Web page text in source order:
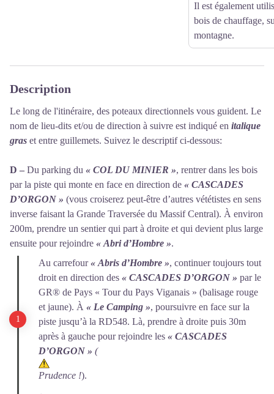
Il est également
bois de chauffage,
montagne.
Description
Le long de l'itinéraire, des poteaux directionnels vous guident. Le
nom de lieu-dits et/ou de direction à suivre est indiqué en italique
gras et entre guillemets. Suivez le descriptif ci-dessous:
D – Du parking du « COL DU MINIER », rentrer dans les bois
par la piste qui monte en face en direction de « CASCADES
D’ORGON » (vous croiserez peut-être d’autres vététistes en sens
inverse faisant la Grande Traversée du Massif Central). À environ
200m, prendre un sentier qui part à droite et qui devient plus large
ensuite pour rejoindre « Abri d’Hombre ».
Au carrefour« Abris d’Hombre », continuer toujours tout
droit en direction des « CASCADES D’ORGON » par le
GR® de Pays « Tour du Pays Viganais » (balisage rouge
et jaune). À « Le Camping », poursuivre en face sur la
piste jusqu’à la RD548. Là, prendre à droite puis 30m
après à gauche pour rejoindre les « CASCADES
D’ORGON » (
Prudence !).